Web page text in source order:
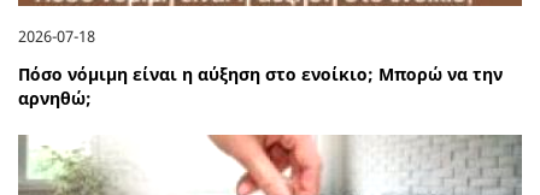
2026-07-18
Πόσο νόμιμη είναι η αύξηση στο ενοίκιο; Μπορώ να την
αρνηθώ;